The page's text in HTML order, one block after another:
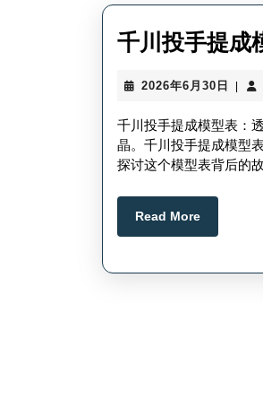
千川投手提成
2026年6月30日
2026
6
月
30
日
千川投手提成模型表：
晶。千川投手提成模型
探讨这个模型表背后的
Read MoreRead
More